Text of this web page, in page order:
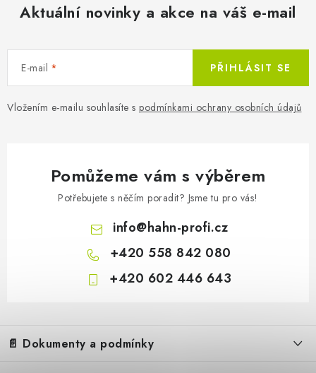
Aktuální novinky a akce na váš e-mail
E-mail
Vložením e-mailu souhlasíte s podmínkami ochrany osobních údajů
PŘIHLÁSIT SE
Pomůžeme vám s výběrem
Potřebujete s něčím poradit? Jsme tu pro vás!
info@hahn-profi.cz
+420 558 842 080
+420 602 446 643
📄 Dokumenty a podmínky